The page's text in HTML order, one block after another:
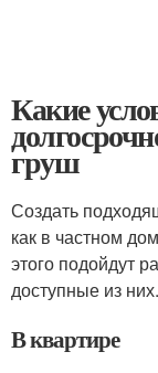
Какие
груш
Создать
как в частном
этого подойдут
доступные из них.
В квартире